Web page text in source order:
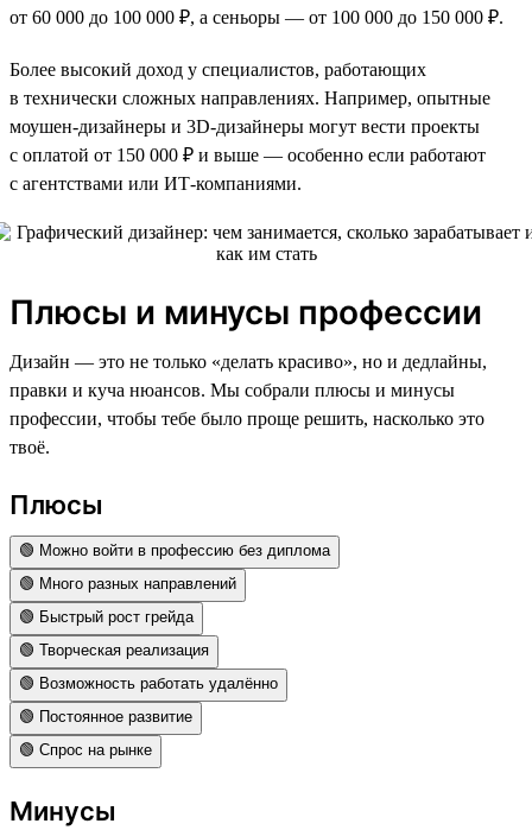
от 60 000 до 100 000 ₽, а сеньоры — от 100 000 до 150 000 ₽.
Более высокий доход у специалистов, работающих
в технически сложных направлениях. Например, опытные
моушен-дизайнеры и 3D-дизайнеры могут вести проекты
с оплатой от 150 000 ₽ и выше — особенно если работают
с агентствами или ИТ-компаниями.
Плюсы и минусы профессии
Дизайн — это не только «делать красиво», но и дедлайны,
правки и куча нюансов. Мы собрали плюсы и минусы
профессии, чтобы тебе было проще решить, насколько это
твоё.
Плюсы
🟢 Можно войти в профессию без диплома
🟢 Много разных направлений
🟢 Быстрый рост грейда
🟢 Творческая реализация
🟢 Возможность работать удалённо
🟢 Постоянное развитие
🟢 Спрос на рынке
Минусы